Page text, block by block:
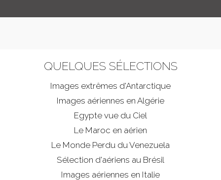
QUELQUES SÉLECTIONS
Images extrêmes d'Antarctique
Images aériennes en Algérie
Egypte vue du Ciel
Le Maroc en aérien
Le Monde Perdu du Venezuela
Sélection d'aériens au Brésil
Images aériennes en Italie